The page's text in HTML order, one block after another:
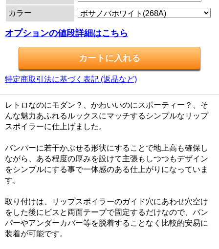
カラー
オプションの値段詳細はこちら
特定商取引法に基づく表記 (返品など)
レトロなのにモダン？、かわいいのにスポーティー？、そ
んな魅力あふれるルックスにマッチするシンプルなリップ
スポイラーに仕上げました。
バンパーに若干かぶせる形状にすることで地上高も確保し
ながら、ある程度の厚みを設けて主張もしつつもデザイン
をシンプルにする事で一体感のある仕上がりになっていま
す。
取り付けは、リップスポイラーのガイド穴にあわせ穴空け
をした後にビスと両面テープで固定するだけなので、バン
パーやアンダーカバー等を脱着することなく比較的安易に
装着が可能です。